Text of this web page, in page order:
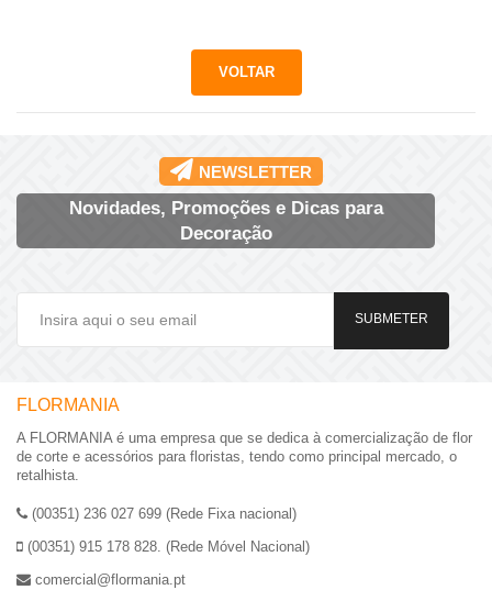
NEWSLETTER
Novidades, Promoções e Dicas para
Decoração
SUBMETER
FLORMANIA
A FLORMANIA é uma empresa que se dedica à comercialização de flor
de corte e acessórios para floristas, tendo como principal mercado, o
retalhista.
(00351) 236 027 699 (Rede Fixa nacional)
(00351) 915 178 828. (Rede Móvel Nacional)
comercial@flormania.pt